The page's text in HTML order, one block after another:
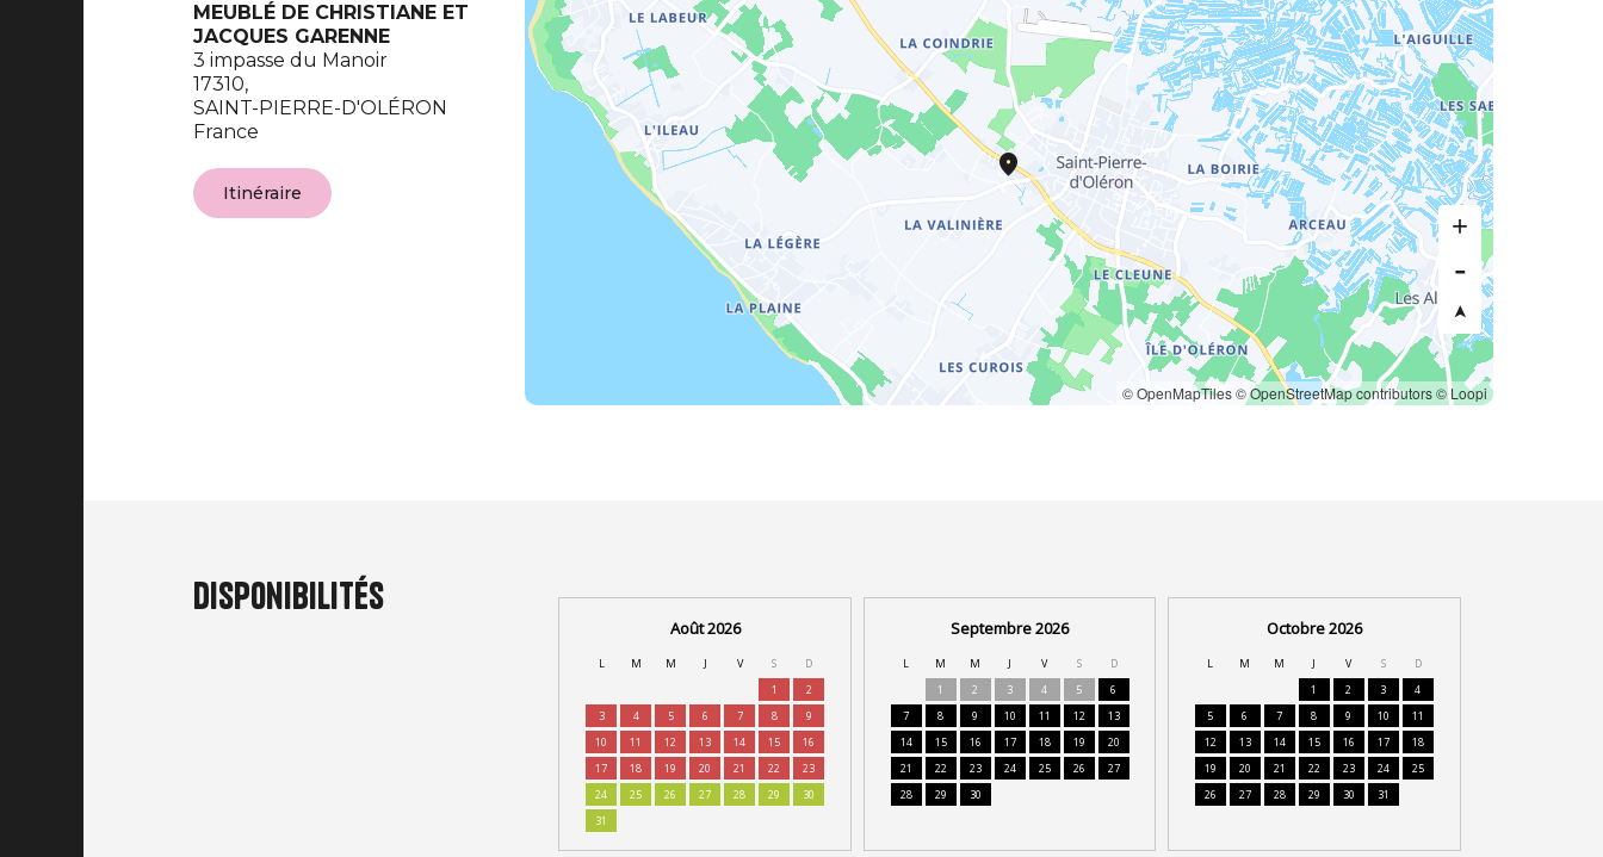
MEUBLÉ DE CHRISTIANE ET
JACQUES GARENNE
3 impasse du Manoir
17310,
SAINT-PIERRE-D'OLÉRON
France
Itinéraire
© OpenMapTiles© OpenStreetMap contributors© Loopi
Disponibilités